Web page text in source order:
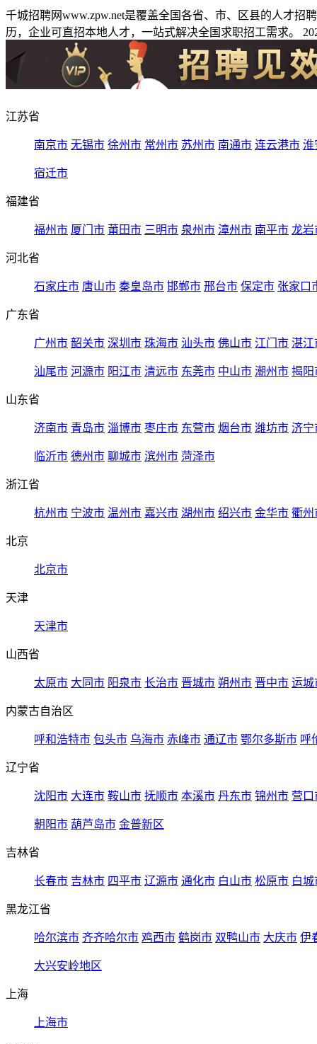
千城招聘网www.zpw.net是覆盖全国各省、市、区县的人才
历，企业可直招本地人才，一站式解决全国求职招工需求。
江苏省
南京市 无锡市 徐州市 常州市 苏州市 南通市 连云港市 淮
宿迁市
福建省
福州市 厦门市 莆田市 三明市 泉州市 漳州市 南平市 龙岩
河北省
石家庄市 唐山市 秦皇岛市 邯郸市 邢台市 保定市 张家口
广东省
广州市 韶关市 深圳市 珠海市 汕头市 佛山市 江门市 湛江
汕尾市 河源市 阳江市 清远市 东莞市 中山市 潮州市 揭阳
山东省
济南市 青岛市 淄博市 枣庄市 东营市 烟台市 潍坊市 济宁
临沂市 德州市 聊城市 滨州市 菏泽市
浙江省
杭州市 宁波市 温州市 嘉兴市 湖州市 绍兴市 金华市 衢州
北京
北京市
天津
天津市
山西省
太原市 大同市 阳泉市 长治市 晋城市 朔州市 晋中市 运城
内蒙古自治区
呼和浩特市 包头市 乌海市 赤峰市 通辽市 鄂尔多斯市 呼
辽宁省
沈阳市 大连市 鞍山市 抚顺市 本溪市 丹东市 锦州市 营口
朝阳市 葫芦岛市 金普新区
吉林省
长春市 吉林市 四平市 辽源市 通化市 白山市 松原市 白城
黑龙江省
哈尔滨市 齐齐哈尔市 鸡西市 鹤岗市 双鸭山市 大庆市 伊
大兴安岭地区
上海
上海市